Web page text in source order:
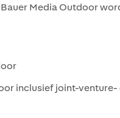
Media Outdoor
inclusief joint-